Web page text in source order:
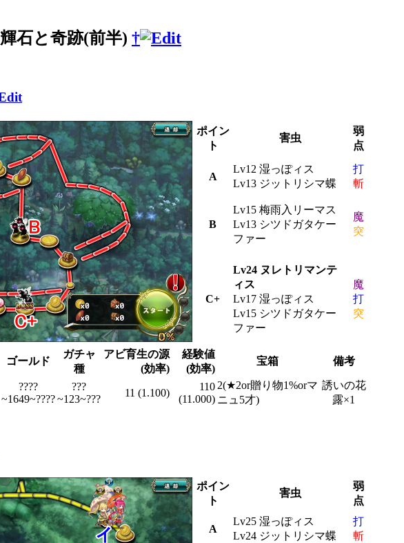
石と奇跡(前半) †
ポイン
ト
害虫
弱
点
A
Lv12 湿っぽィス
Lv13 ジットリシマ蝶
打
斬
B
Lv15 梅雨入リーマス
Lv13 シツドガタケー
ファー
魔
突
C+
Lv24 ヌレトリマンテ
ィス
Lv17 湿っぽィス
Lv15 シツドガタケー
ファー
魔
打
突
ゴールド
ガチャ
種
アビ育生の源
(効率)
経験値
(効率)
宝箱 備考
????
~1649~????
???
~123~???
11 (1.100)
110
(11.000)
2(★2or贈り物1%orマ
ニュ5才)
誘いの花
露×1
ポイン
ト
害虫
弱
点
A
Lv25 湿っぽィス
Lv24 ジットリシマ蝶
打
斬